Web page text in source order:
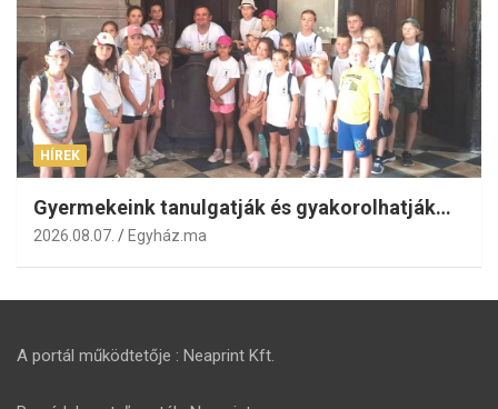
HÍREK
Gyermekeink tanulgatják és gyakorolhatják…
2026.08.07. Egyház.ma
A portál működtetője : Neaprint Kft.